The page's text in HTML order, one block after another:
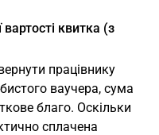
квитка (з
працівнику
ваучера, сума
благо. Оскільки
сплачена